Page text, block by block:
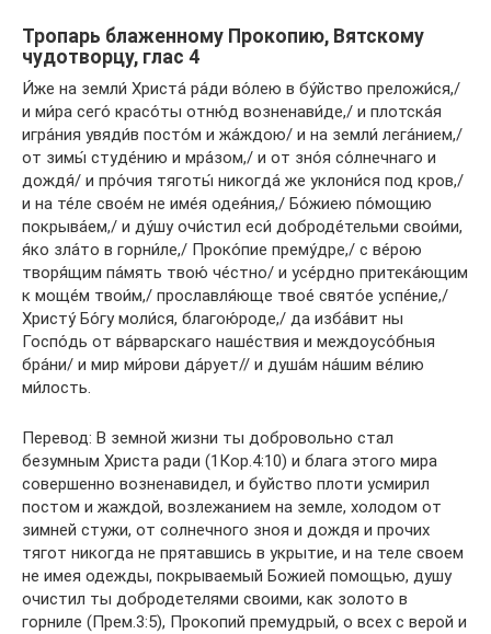
Тропарь блаженному Прокопию, Вятскому
чудотворцу, глас 4
И́же на земли́ Христа́ ра́ди во́лею в бу́йство преложи́ся,/
и ми́ра сего́ красо́ты отню́д возненави́де,/ и плотска́я
игра́ния увяди́в посто́м и жа́ждою/ и на земли́ лега́нием,/
от зимы́ студе́нию и мра́зом,/ и от зно́я со́лнечнаго и
дождя́/ и про́чия тяготы́ никогда́ же уклони́ся под кров,/
и на те́ле свое́м не име́я одея́ния,/ Бо́жиею по́мощию
покрыва́ем,/ и ду́шу очи́стил еси́ доброде́тельми свои́ми,
я́ко зла́то в горни́ле,/ Проко́пие прему́дре,/ с ве́рою
творя́щим па́мять твою́ че́стно/ и усе́рдно притека́ющим
к моще́м твои́м,/ прославля́юще твое́ свято́е успе́ние,/
Христу́ Бо́гу моли́ся, благою́роде,/ да изба́вит ны
Госпо́дь от ва́рварскаго наше́ствия и междоусо́бныя
бра́ни/ и мир ми́рови да́рует// и душа́м на́шим ве́лию
ми́лость.
Перевод: В земной жизни ты добровольно стал
безумным Христа ради (1Кор.4:10) и блага этого мира
совершенно возненавидел, и буйство плоти усмирил
постом и жаждой, возлежанием на земле, холодом от
зимней стужи, от солнечного зноя и дождя и прочих
тягот никогда не прятавшись в укрытие, и на теле своем
не имея одежды, покрываемый Божией помощью, душу
очистил ты добродетелями своими, как золото в
горниле (Прем.3:5), Прокопий премудрый, о всех с верой и